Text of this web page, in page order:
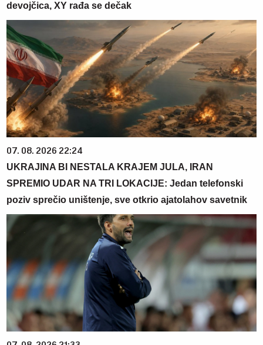
devojčica, XY rađa se dečak
07. 08. 2026 22:24
UKRAJINA BI NESTALA KRAJEM JULA, IRAN
SPREMIO UDAR NA TRI LOKACIJE: Jedan telefonski
poziv sprečio uništenje, sve otkrio ajatolahov savetnik